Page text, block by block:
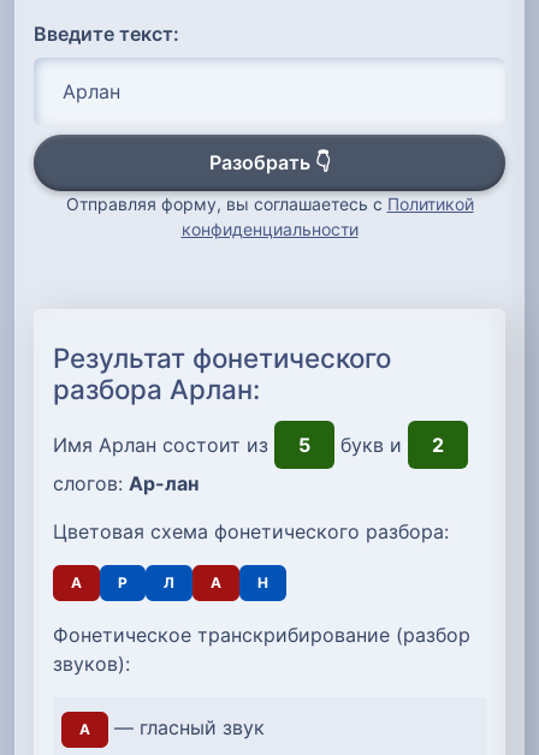
Введите текст:
Разобрать 👇
Отправляя форму, вы соглашаетесь с Политикой
конфиденциальности
Результат фонетического
разбора Арлан:
Имя Арлан состоит из 5 букв и
2
слогов: Ар-лан
Цветовая схема фонетического разбора:
А Р Л А Н
Фонетическое транскрибирование (разбор
звуков):
А — гласный звук